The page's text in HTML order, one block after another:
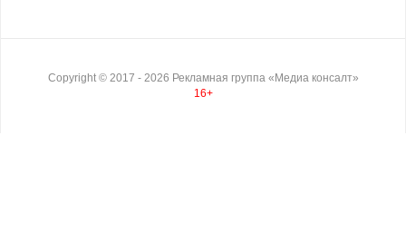
Copyright © 2017 - 2026 Рекламная группа «Медиа консалт»
16+